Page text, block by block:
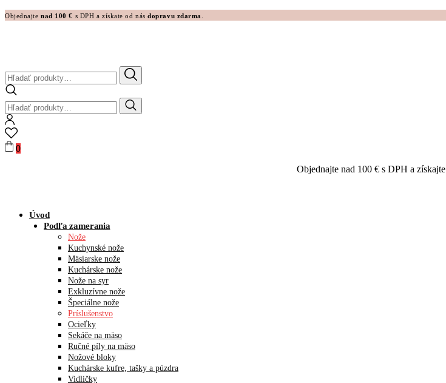
Objednajtenad 100 € s DPH a získate od násdopravu zdarma
Hľadať:
Hľadať:
0
Objednajte nad 100 € s DPH a získajte
Úvod
Podľa zamerania
Nože
Kuchynské nože
Mäsiarske nože
Kuchárske nože
Nože na syr
Exkluzívne nože
Špeciálne nože
Príslušenstvo
Ocieľky
Sekáče na mäso
Ručné píly na mäso
Nožové bloky
Kuchárske kufre, tašky a púzdra
Vidličky